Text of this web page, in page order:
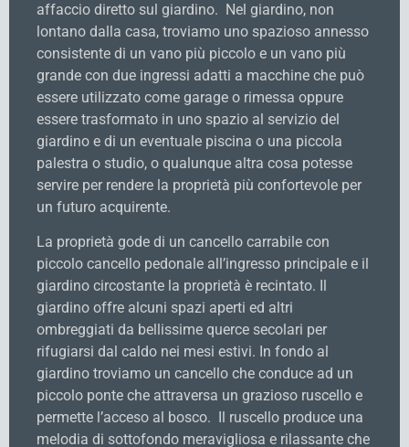
affaccio diretto sul giardino. Nel giardino, non
lontano dalla casa, troviamo uno spazioso annesso
consistente di un vano più piccolo e un vano più
grande con due ingressi adatti a macchine che può
essere utilizzato come garage o rimessa oppure
essere trasformato in uno spazio al servizio del
giardino e di un eventuale piscina o una piccola
palestra o studio, o qualunque altra cosa potesse
servire per rendere la proprietà più confortevole per
un futuro acquirente.
La proprietà gode di un cancello carrabile con
piccolo cancello pedonale all’ingresso principale e il
giardino circostante la proprietà è recintato. Il
giardino offre alcuni spazi aperti ed altri
ombreggiati da bellissime querce secolari per
rifugiarsi dal caldo nei mesi estivi. In fondo al
giardino troviamo un cancello che conduce ad un
piccolo ponte che attraversa un grazioso ruscello e
permette l’acceso al bosco. Il ruscello produce una
melodia di sottofondo meravigliosa e rilassante che